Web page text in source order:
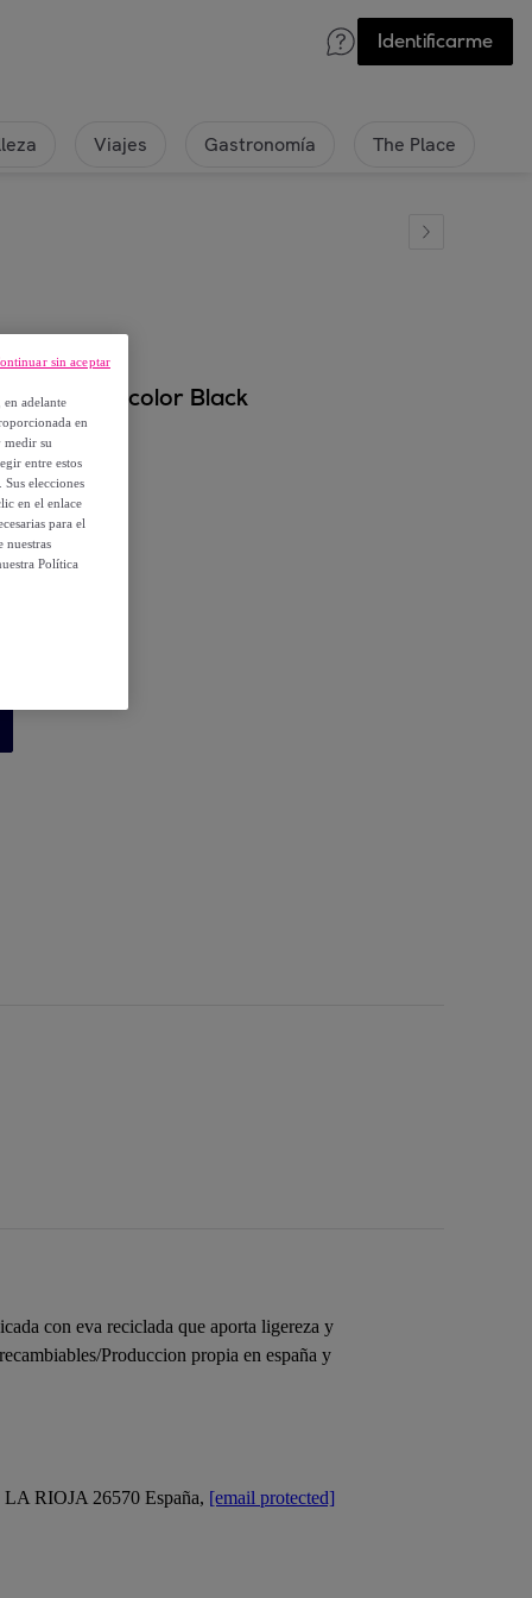
Identificarme
Viajes Gastronomía The Place
/ FELSEN color Black
con eva reciclada que aporta ligereza y
Produccion propia en españa y
RIOJA 26570 España, [email protected]
adelante
en
medir su
entre estos
elecciones
en el enlace
para el
nuestras
Política
sin aceptar